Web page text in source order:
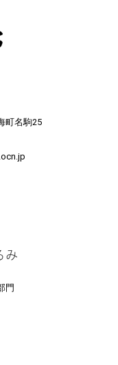
町名駒25
み
門